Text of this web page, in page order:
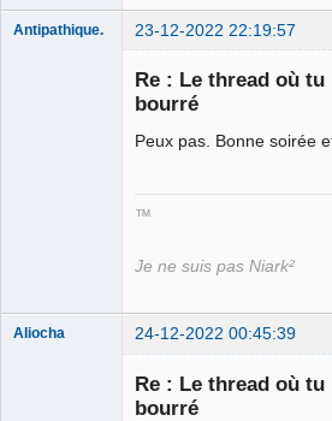
Antipathique. 23-12-2022 22:19:57
Re : Le thread où
bourré
Peux pas. Bonne soirée
™
Je ne suis pas Niark²
Aliocha 24-12-2022 00:45:39
Re : Le thread où
bourré